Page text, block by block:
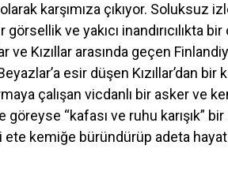
karşımıza çıkıyor. Soluksuz
ve yakıcı inandırıcılıkta
ve Kızıllar arasında geçen
esir düşen Kızıllar’dan bir
çalışan vicdanlı bir asker ve
“kafası ve ruhu karışık”
ete kemiğe büründürüp adeta